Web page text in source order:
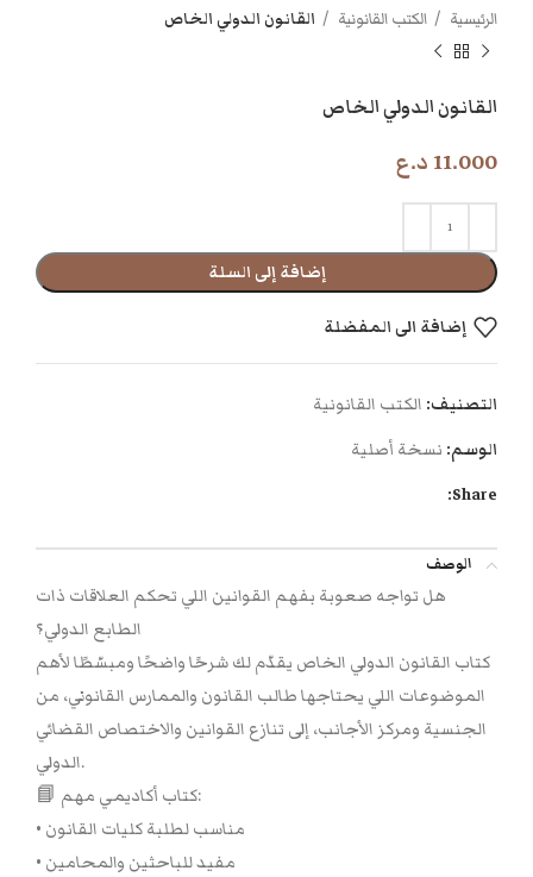
الرئيسية الكتب القانونية القانون الدولي الخاص
القانون الدولي الخاص
11.000 د.ع
إضافة إلى السلة
إضافة الى المفضلة
التصنيف: الكتب القانونية
الوسم: نسخة أصلية
Share:
الوصف
هل تواجه صعوبة بفهم القوانين اللي تحكم العلاقات ذات
الطابع الدولي؟
كتاب القانون الدولي الخاص يقدّم لك شرحًا واضحًا ومبسّطًا لأهم
الموضوعات اللي يحتاجها طالب القانون والممارس القانوني، من
الجنسية ومركز الأجانب، إلى تنازع القوانين والاختصاص القضائي
الدولي.
📘 كتاب أكاديمي مهم:
• مناسب لطلبة كليات القانون
• مفيد للباحثين والمحامين